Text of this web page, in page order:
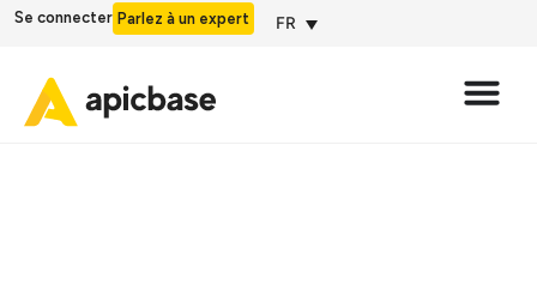
Se connecter Parlez à un expert FR